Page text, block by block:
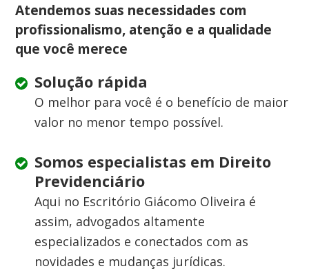
Atendemos suas necessidades com
profissionalismo, atenção e a qualidade
que você merece
Solução rápida
O melhor para você é o benefício de maior
valor no menor tempo possível.
Somos especialistas em Direito
Previdenciário
Aqui no Escritório Giácomo Oliveira é
assim, advogados altamente
especializados e conectados com as
novidades e mudanças jurídicas.